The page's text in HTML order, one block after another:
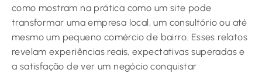
como mostram na prática como um site pode
transformar uma empresa local, um consultório ou até
mesmo um pequeno comércio de bairro. Esses relatos
revelam experiências reais, expectativas superadas e
a satisfação de ver um negócio conquistar